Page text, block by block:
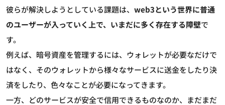
彼らが解決しようとしている課題は、 web3という世界に普通
のユーザーが入っていく上で、いまだに多く存在する障壁で
す。
例えば、暗号資産を管理するには、ウォレットが必要なだけで
はなく、そのウォレットから様々なサービスに送金をしたり決
済をしたり、色々なことが必要になってきます。
一方、どのサービスが安全で信用できるものなのか、まだまだ